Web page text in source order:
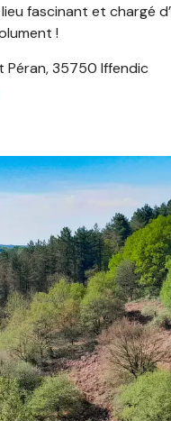
fascinant et chargé
!
Péran, 35750 Iffendic